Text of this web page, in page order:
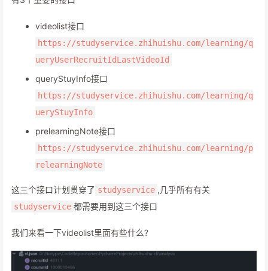
videolist接口
https://studyservice.zhihuishu.com/learning/q
ueryUserRecruitIdLastVideoId
queryStuyInfo接口
https://studyservice.zhihuishu.com/learning/q
ueryStuyInfo
prelearningNote接口
https://studyservice.zhihuishu.com/learning/p
relearningNote
这三个接口计划贯穿了 studyservice ,几乎所有有关
studyservice 都需要用到这三个接口
我们来看一下videolist里面有些什么?